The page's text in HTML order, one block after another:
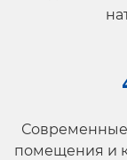
помещения и